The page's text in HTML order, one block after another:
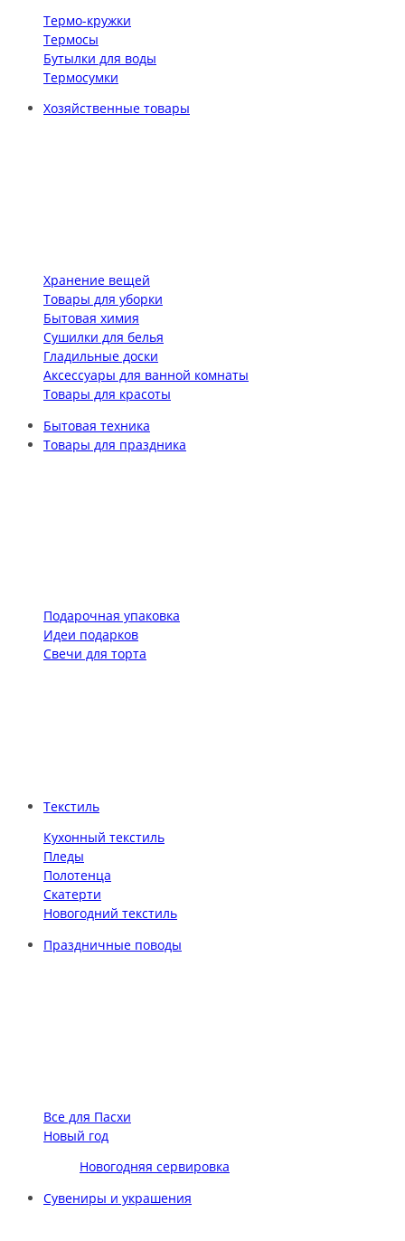
Термо-кружки
Термосы
Бутылки для воды
Термосумки
Хозяйственные товары
Хранение вещей
Товары для уборки
Бытовая химия
Сушилки для белья
Гладильные доски
Аксессуары для ванной комнаты
Товары для красоты
Бытовая техника
Товары для праздника
Подарочная упаковка
Идеи подарков
Свечи для торта
Текстиль
Кухонный текстиль
Пледы
Полотенца
Скатерти
Новогодний текстиль
Праздничные поводы
Все для Пасхи
Новый год
Новогодняя сервировка
Сувениры и украшения